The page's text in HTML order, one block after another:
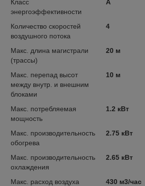
Класс
энергоэффективности
A
Количество скоростей
воздушного потока
4
Макс. длина магистрали
(трассы)
20 м
Макс. перепад высот
между внутр. и внешним
блоками
10 м
Макс. потребляемая
мощность
1.2 кВт
Макс. производительность
обогрева
2.75 кВт
Макс. производительность
охлаждения
2.65 кВт
Макс. расход воздуха
430 м3/час